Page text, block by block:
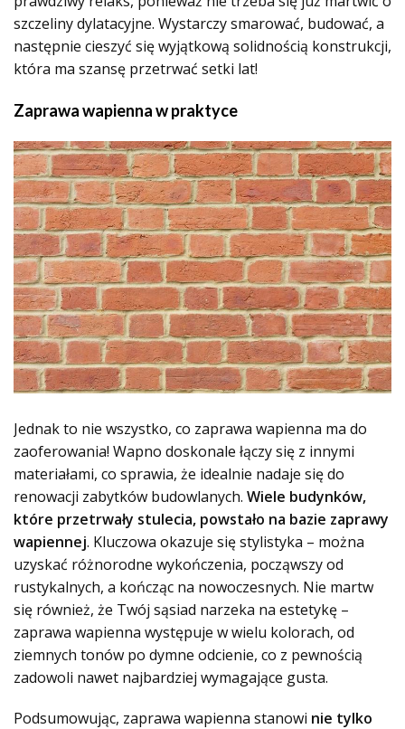
szczeliny dylatacyjne. Wystarczy smarować, budować, a
następnie cieszyć się wyjątkową solidnością konstrukcji,
która ma szansę przetrwać setki lat!
Zaprawa wapienna w praktyce
Jednak to nie wszystko, co zaprawa wapienna ma do
zaoferowania! Wapno doskonale łączy się z innymi
materiałami, co sprawia, że idealnie nadaje się do
renowacji zabytków budowlanych. Wiele budynków,
które przetrwały stulecia, powstało na bazie zaprawy
wapiennej. Kluczowa okazuje się stylistyka – można
uzyskać różnorodne wykończenia, począwszy od
rustykalnych, a kończąc na nowoczesnych. Nie martw
się również, że Twój sąsiad narzeka na estetykę –
zaprawa wapienna występuje w wielu kolorach, od
ziemnych tonów po dymne odcienie, co z pewnością
zadowoli nawet najbardziej wymagające gusta.
Podsumowując, zaprawa wapienna stanowi nie tylko